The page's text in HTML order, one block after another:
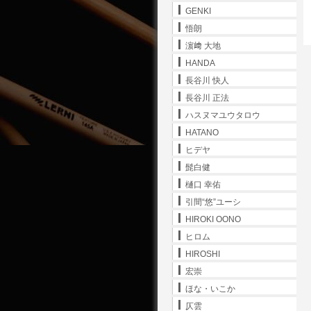
GENKI
悟朗
濵﨑 大地
HANDA
長谷川 快人
長谷川 正法
ハスヌマユウタロウ
HATANO
ヒデヤ
髭白健
樋口 幸佑
引間“悠”ユーシ
HIROKI OONO
ヒロム
HIROSHI
宏崇
ほな・いこか
仄雲